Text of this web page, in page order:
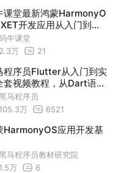
件 08:13
置 12:40
置
10:39
17:48
31:22
row-flex
课堂最新鸿蒙HarmonyO
开发应用从入门到实
程，鸿蒙开发一套通关（
Studio、ArkTS、
牛课堂
2.3万
21
程序员Flutter从入门到实
套视频教程，从Dart语言
核心框架AI辅助开发
套搞定Android、iOS、H
马程序员
105.3万
6521
HarmonyOS应用开发基
马程序员教材研究院
1.5万
6